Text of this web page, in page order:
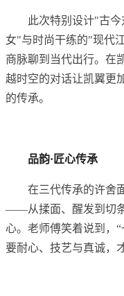
此次特别设计"古
女"与时尚干练的"现代
商脉聊到当代出行。在
越时空的对话让凯翼更
的传承。
品韵·匠心传承
在三代传承的许舍
——从揉面、醒发到切
心。老师傅笑着说到，
要耐心、技艺与真诚，